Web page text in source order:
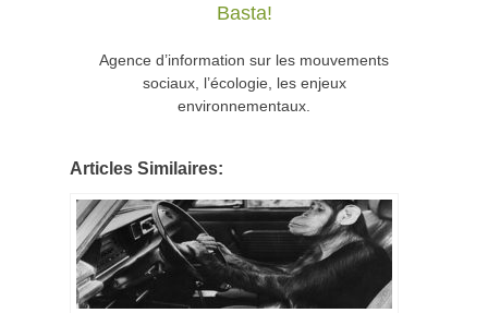
Basta!
Agence d’information sur les mouvements
sociaux, l’écologie, les enjeux
environnementaux.
Articles Similaires: